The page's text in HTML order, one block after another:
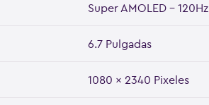
Super AMOLED - 120Hz
6.7 Pulgadas
1080 x 2340 Pixeles